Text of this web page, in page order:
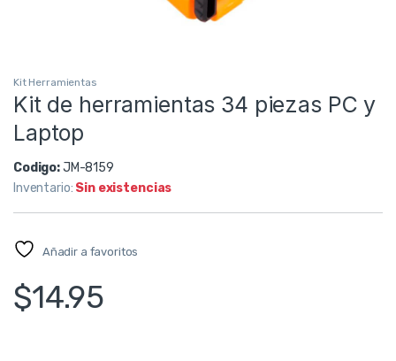
Kit Herramientas
Kit de herramientas 34 piezas PC y
Laptop
Codigo:JM-8159
Inventario: Sin existencias
Añadir a favoritos
$14.95